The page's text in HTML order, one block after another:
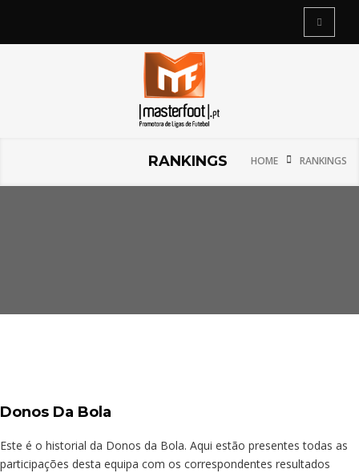
RANKINGS HOME RANKINGS
Donos Da Bola
Este é o historial da Donos da Bola. Aqui estão presentes todas as
participações desta equipa com os correspondentes resultados